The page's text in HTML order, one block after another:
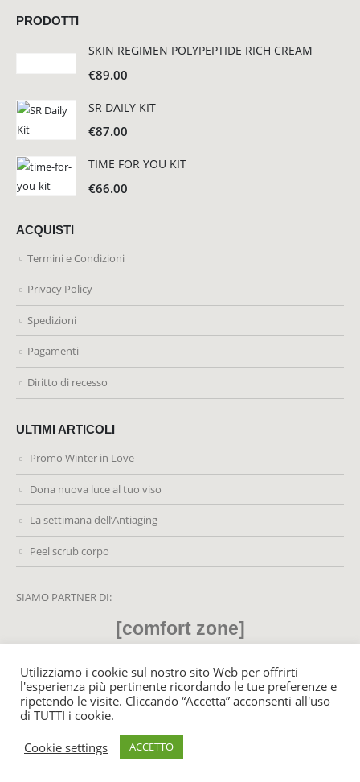
PRODOTTI
SKIN REGIMEN POLYPEPTIDE RICH CREAM
€89.00
SR DAILY KIT
€87.00
TIME FOR YOU KIT
€66.00
ACQUISTI
Termini e Condizioni
Privacy Policy
Spedizioni
Pagamenti
Diritto di recesso
ULTIMI ARTICOLI
Promo Winter in Love
Dona nuova luce al tuo viso
La settimana dell’Antiaging
Peel scrub corpo
SIAMO PARTNER DI:
[comfort zone]
© MyLifeCenter.it 2021. All Rights Reserved - P. Iva: 02459220428
Utilizziamo i cookie sul nostro sito Web per offrirti
l'esperienza più pertinente ricordando le tue preferenze e
ripetendo le visite. Cliccando “Accetta” acconsenti all'uso
di TUTTI i cookie.
Cookie settings
ACCETTO